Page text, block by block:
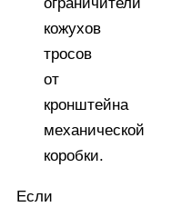
кожухов
тросов
от
кронштейна
механической
коробки.
Если